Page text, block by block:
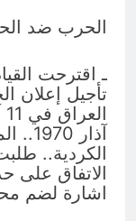
الحرب ضد
ـ اقترحت
تأجيل إعلان
آذار
الكردية..
الاتفاق على
اشارة لضم